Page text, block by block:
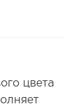
цвета